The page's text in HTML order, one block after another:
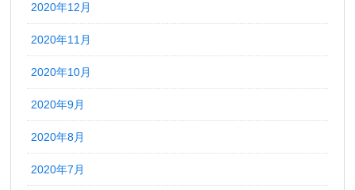
2020年12月
2020年11月
2020年10月
2020年9月
2020年8月
2020年7月